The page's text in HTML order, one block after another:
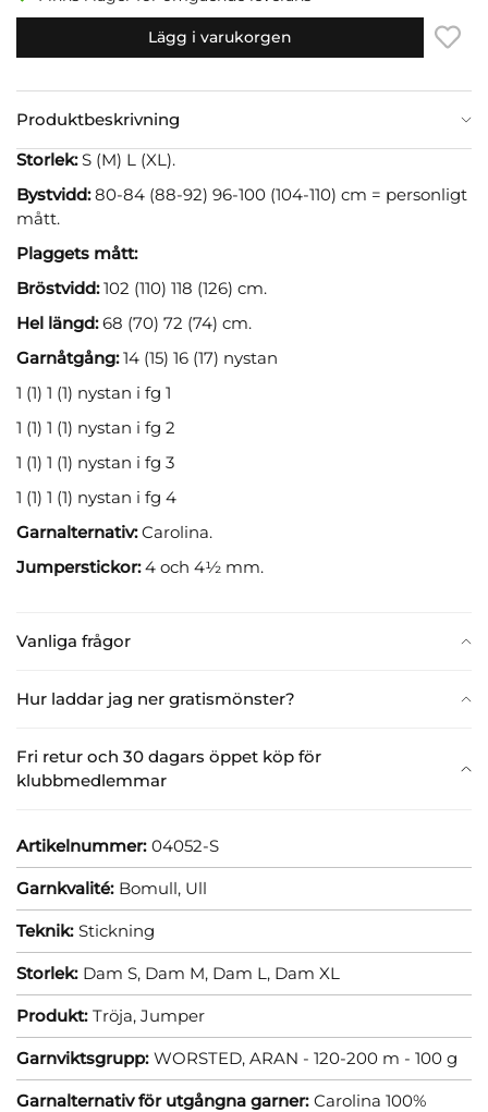
Lägg i varukorgen
Produktbeskrivning
Vanliga frågor
Hur laddar jag ner gratismönster?
Fri retur och 30 dagars öppet köp för
klubbmedlemmar
Storlek:S (M) L (XL).
Bystvidd:80-84 (88-92) 96-100 (104-110) cm = personligt
mått.
Plaggets mått:
Bröstvidd:102 (110) 118 (126) cm.
Hel längd:68 (70) 72 (74) cm.
Garnåtgång:14 (15) 16 (17) nystan
1 (1) 1 (1) nystan i fg 1
1 (1) 1 (1) nystan i fg 2
1 (1) 1 (1) nystan i fg 3
1 (1) 1 (1) nystan i fg 4
Garnalternativ:Carolina.
Jumperstickor:4 och 4½ mm.
Artikelnummer: 04052-S
Garnkvalité: Bomull, Ull
Teknik: Stickning
Storlek: Dam S, Dam M, Dam L, Dam XL
Produkt: Tröja, Jumper
Garnviktsgrupp: WORSTED, ARAN - 120-200 m - 100 g
Garnalternativ för utgångna garner: Carolina 100%